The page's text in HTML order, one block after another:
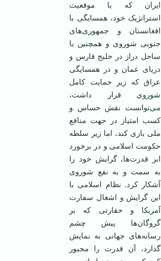
ایران که با موقعیت
استراتژیک خود، همسایگی با
افغانستان و جمهوری‌های
جنوبی شوروی و همچنین با
ساحل دراز در خلیج فارس و
دریای عمان و در همسایگی
عراق که زیر حمایت کامل
شوروی قرار داشت،
می‌توانست نقش حساس و
کسب امتیاز در جهت منافع
ملی بازی کند، اما زیر سلطه
حکومت اسلامی و در برخورد
ابر قدرت‌ها، گرایش خود را
به سمت و به نفع شوروی
آشکار کرد. نظام اسلامی با
این گرایش و اشغال سفارت
آمریکا و حقارتی که بر
گروگان‌ها پیش چشم
رسانه‌های جهانی به نمایش
گذارد، آن قدرت را مجبور